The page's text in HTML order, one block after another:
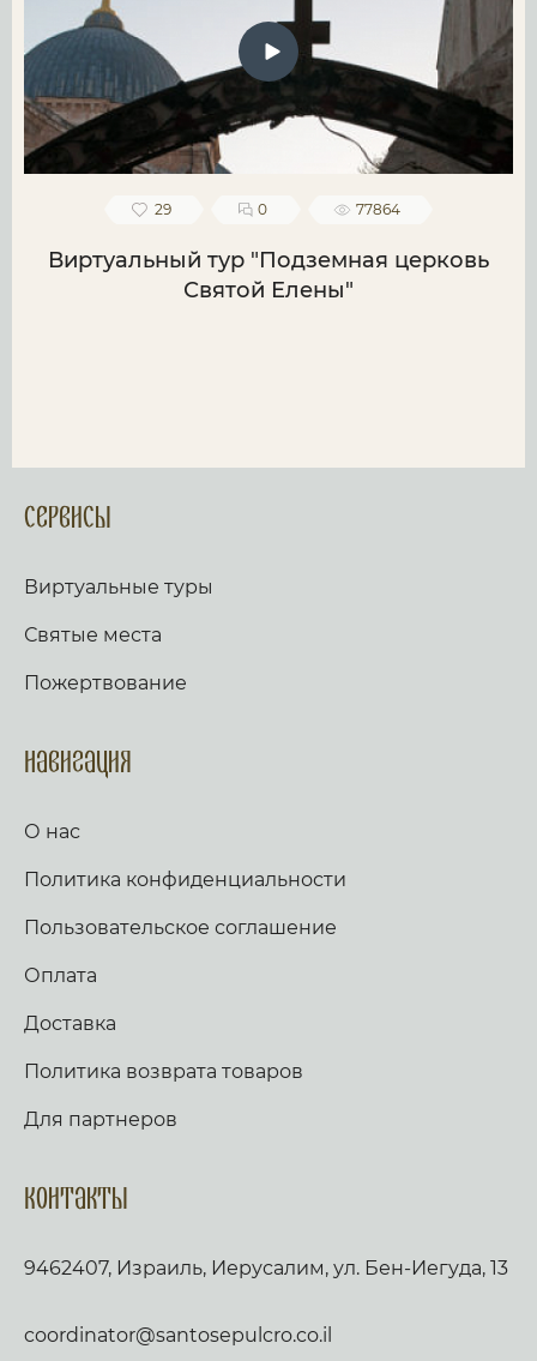
29 0 77864
Виртуальный тур "Подземная церковь
Святой Елены"
Сервисы
Виртуальные туры
Святые места
Пожертвование
Навигация
О нас
Политика конфиденциальности
Пользовательское соглашение
Оплата
Доставка
Политика возврата товаров
Для партнеров
Контакты
9462407, Израиль, Иерусалим, ул. Бен-Иегуда, 13
coordinator@santosepulcro.co.il